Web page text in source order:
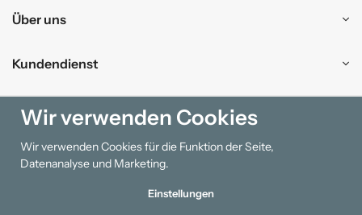
Über uns
Kundendienst
Einkaufen
Information
Wir verwenden Cookies
Wir verwenden Cookies für die Funktion der Seite,
Datenanalyse und Marketing.
Einstellungen